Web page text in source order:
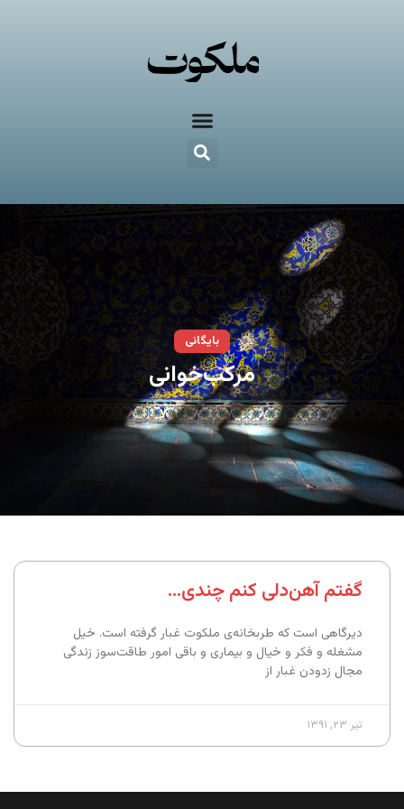
بایگانی
مرکب‌خوانی
گفتم آهن‌دلی کنم چندی…
دیرگاهی است که طربخانه‌ی ملکوت غبار گرفته است. خیل
مشغله و فکر و خیال و بیماری و باقی امور طاقت‌سوز زندگی
مجال زدودن غبار از
تیر ۲۳, ۱۳۹۱